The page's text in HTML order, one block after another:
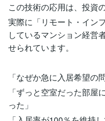
この技術の応用は、投資
実際に「リモート・イン
しているマンション経営
せられています。
「なぜか急に入居希望の
「ずっと空室だった部屋
った」